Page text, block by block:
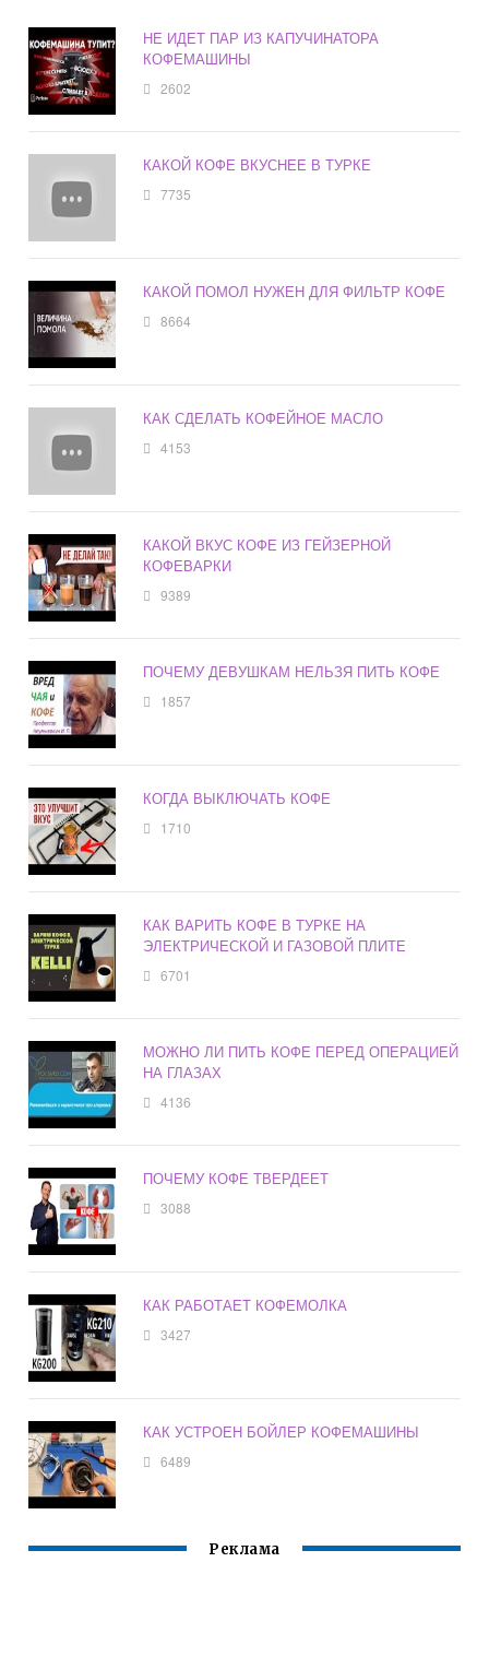
НЕ ИДЕТ ПАР ИЗ КАПУЧИНАТОРА
КОФЕМАШИНЫ
2602
КАКОЙ КОФЕ ВКУСНЕЕ В ТУРКЕ
7735
КАКОЙ ПОМОЛ НУЖЕН ДЛЯ ФИЛЬТР КОФЕ
8664
КАК СДЕЛАТЬ КОФЕЙНОЕ МАСЛО
4153
КАКОЙ ВКУС КОФЕ ИЗ ГЕЙЗЕРНОЙ
КОФЕВАРКИ
9389
ПОЧЕМУ ДЕВУШКАМ НЕЛЬЗЯ ПИТЬ КОФЕ
1857
КОГДА ВЫКЛЮЧАТЬ КОФЕ
1710
КАК ВАРИТЬ КОФЕ В ТУРКЕ НА
ЭЛЕКТРИЧЕСКОЙ И ГАЗОВОЙ ПЛИТЕ
6701
МОЖНО ЛИ ПИТЬ КОФЕ ПЕРЕД ОПЕРАЦИЕЙ
НА ГЛАЗАХ
4136
ПОЧЕМУ КОФЕ ТВЕРДЕЕТ
3088
КАК РАБОТАЕТ КОФЕМОЛКА
3427
КАК УСТРОЕН БОЙЛЕР КОФЕМАШИНЫ
6489
Реклама